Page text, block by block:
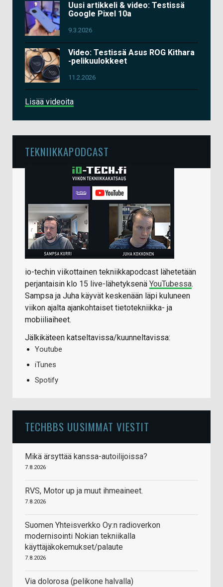
Uusi artikkeli & video: Testissä
Google Pixel 10a
9.3.2026
Video: Testissä Asus ROG Kithara
-pelikuulokkeet
11.2.2026
Lisää videoita
TEKNIIKKAPODCAST
io-techin viikottainen tekniikkapodcast lähetetään
perjantaisin klo 15 live-lähetyksenä YouTubessa.
Sampsa ja Juha käyvät keskenään läpi kuluneen
viikon ajalta ajankohtaiset tietotekniikka- ja
mobiiliaiheet.
Jälkikäteen katseltavissa/kuunneltavissa:
Youtube
iTunes
Spotify
TECHBBS UUSIMMAT VIESTIT
Mikä ärsyttää kanssa-autoilijoissa?
7.8.2026
RVS, Motor up ja muut ihmeaineet.
7.8.2026
Suomen Yhteisverkko Oy:n radioverkon
modernisointi Nokian tekniikalla
käyttäjäkokemukset/palaute
7.8.2026
Via dolorosa (pelikone halvalla)